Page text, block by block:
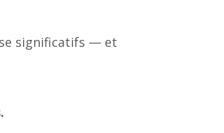
significatifs — et